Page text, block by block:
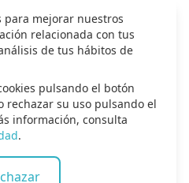
Todos los derechos
para mejorar nuestros
relacionada con tus
de tus hábitos de
pulsando el botón
rechazar su uso pulsando el
información, consulta
.